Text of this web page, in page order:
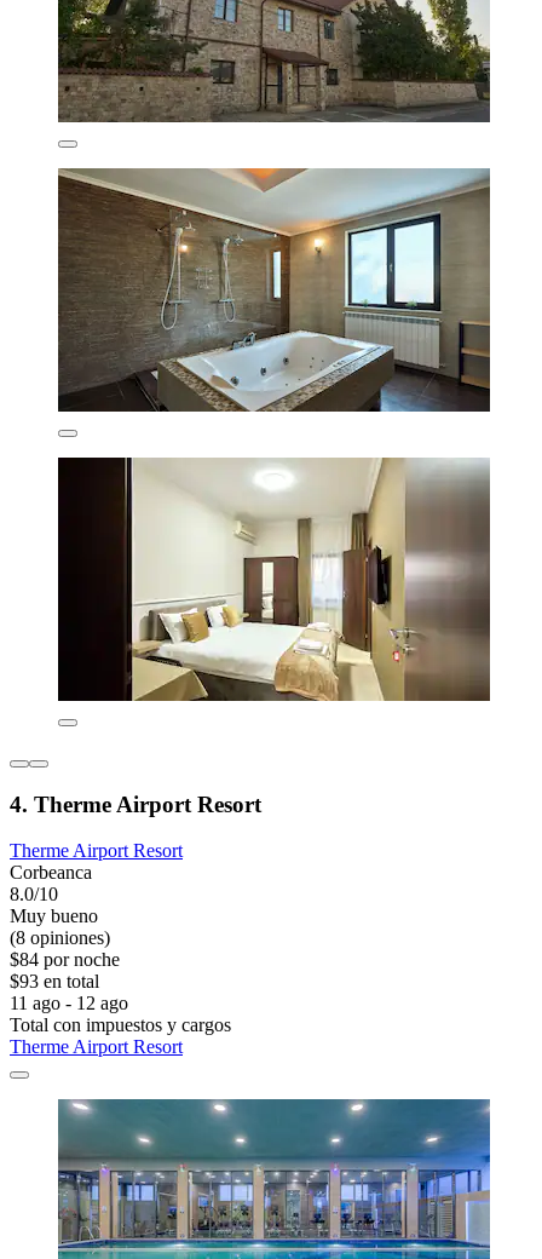
4. Therme Airport Resort
Therme Airport Resort
Corbeanca
8.0/10
Muy bueno
(8 opiniones)
$84 por noche
$93 en total
11 ago - 12 ago
Total con impuestos y cargos
Therme Airport Resort